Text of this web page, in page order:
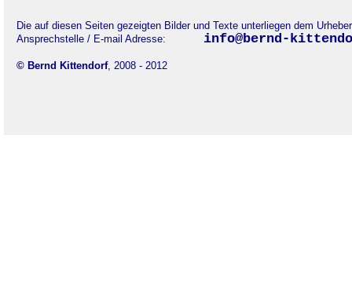
Die auf diesen Seiten gezeigten Bilder und Texte unterliegen dem
Ansprechstelle / E-mail Adresse:
info@bernd-
© Bernd Kittendorf, 2008 - 2012